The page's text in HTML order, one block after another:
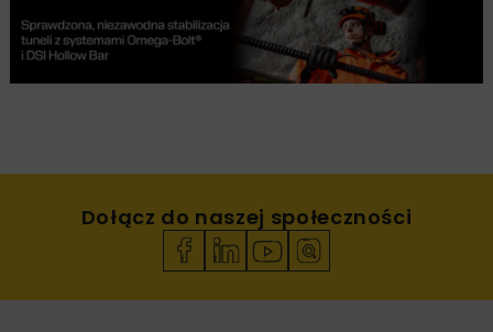
Dołącz do naszej społeczności